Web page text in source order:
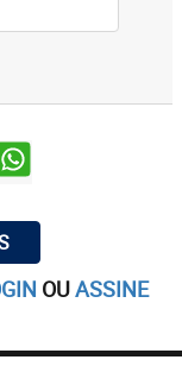
OUASSINE